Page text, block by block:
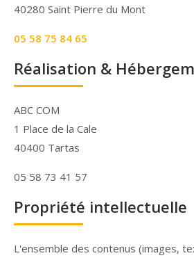
40280 Saint Pierre du Mont
05 58 75 84 65
Réalisation &
ABC COM
1 Place de la Cale
40400 Tartas
05 58 73 41 57
Propriété intellectuelle
L'ensemble des contenus (images,